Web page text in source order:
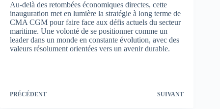
Au-delà des retombées économiques directes, cette
inauguration met en lumière la stratégie à long terme de
CMA CGM pour faire face aux défis actuels du secteur
maritime. Une volonté de se positionner comme un
leader dans un monde en constante évolution, avec des
valeurs résolument orientées vers un avenir durable.
PRÉCÉDENT SUIVANT